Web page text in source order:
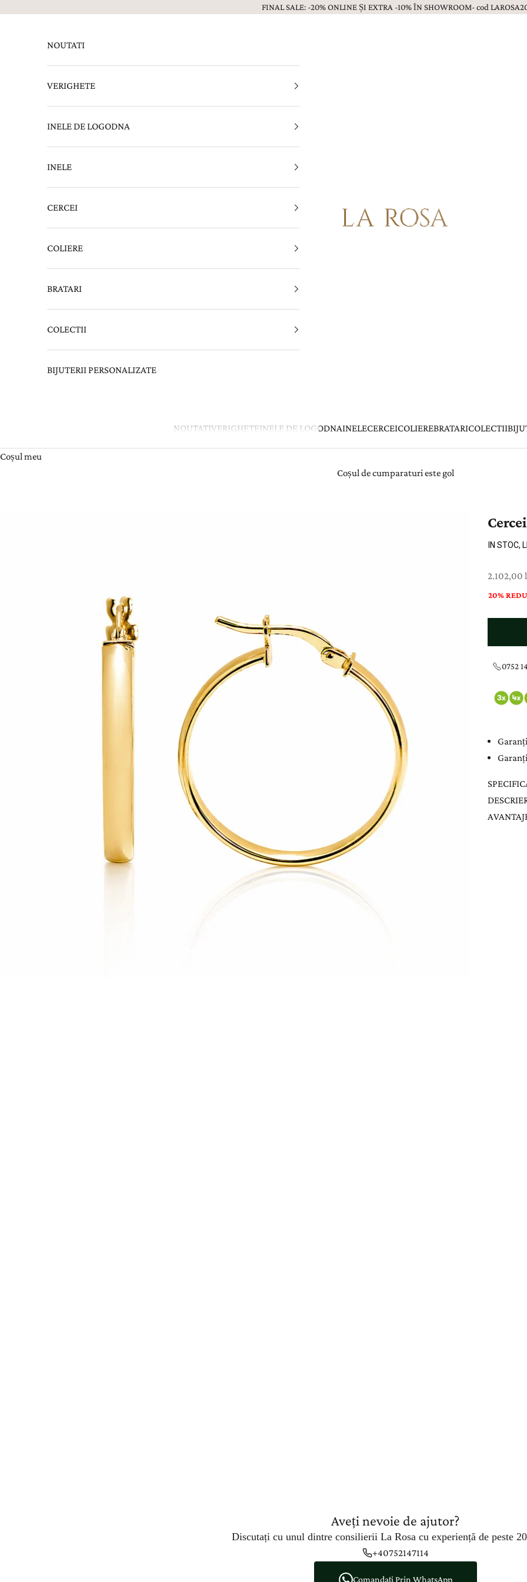
FINAL SALE: -20% ONLINE ȘI EXTRA -10% ÎN SHOWROOM- cod
Bijuterii LA ROSA
NOUTATIVERIGHETEINELE DE LOGODNAINELECERCEICOLIEREBRATARICOLECTII
NOUTATI
VERIGHETE
INELE DE LOGODNA
INELE
CERCEI
COLIERE
BRATARI
COLECTII
BIJUTERII PERSONALIZATE
Coșul meu
Coșul de cumparaturi este gol
IN STOC,
Preț cu
2.102,00
20%
0752
Aveți nevoie de ajutor?
Discutați cu unul dintre consilierii La Rosa cu experiență de peste
+40752147114
Comandați Prin WhatsApp